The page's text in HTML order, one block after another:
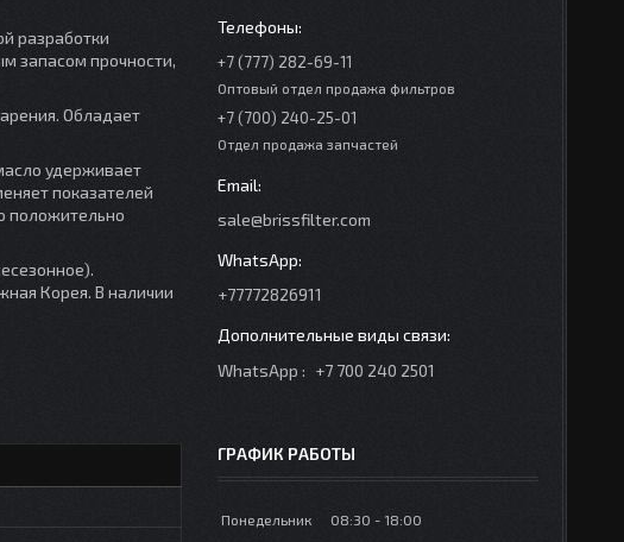
разработки
запасом прочности,
Обладает
удерживает
показателей
положительно
Корея. В наличии
+7 (777) 282-69-11
Оптовый отдел продажа фильтров
+7 (700) 240-25-01
Отдел продажа запчастей
sale@brissfilter.com
+77772826911
WhatsApp +7 700 240 2501
ГРАФИК РАБОТЫ
Понедельник 08:30
18:00